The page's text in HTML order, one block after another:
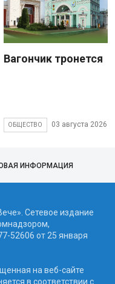
Вагончик тронется
ОБЩЕСТВО 03 августа 2026
ИНФОРМАЦИЯ
Сетевое издание
52606 от 25 января
на веб-сайте
в соответствии с